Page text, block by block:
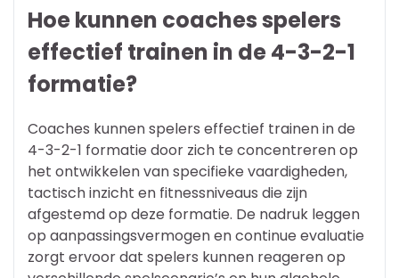
Hoe kunnen coaches spelers
effectief trainen in de 4-3-2-1
formatie?
Coaches kunnen spelers effectief trainen in de
4-3-2-1 formatie door zich te concentreren op
het ontwikkelen van specifieke vaardigheden,
tactisch inzicht en fitnessniveaus die zijn
afgestemd op deze formatie. De nadruk leggen
op aanpassingsvermogen en continue evaluatie
zorgt ervoor dat spelers kunnen reageren op